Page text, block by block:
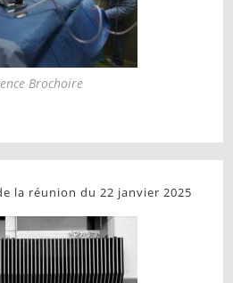
Brochoire
la réunion du 22 janvier 2025